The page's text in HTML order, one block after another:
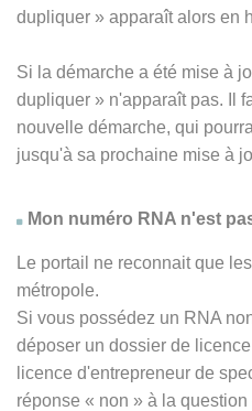
dupliquer » apparaît alors en
Si la démarche a été mise à
dupliquer » n'apparaît pas. Il
nouvelle démarche, qui
jusqu'à sa prochaine mise à
Mon numéro RNA n'est
Le portail ne reconnait que
métropole.
Si vous possédez un RNA
déposer un dossier de
licence d'entrepreneur de
réponse « non » à la